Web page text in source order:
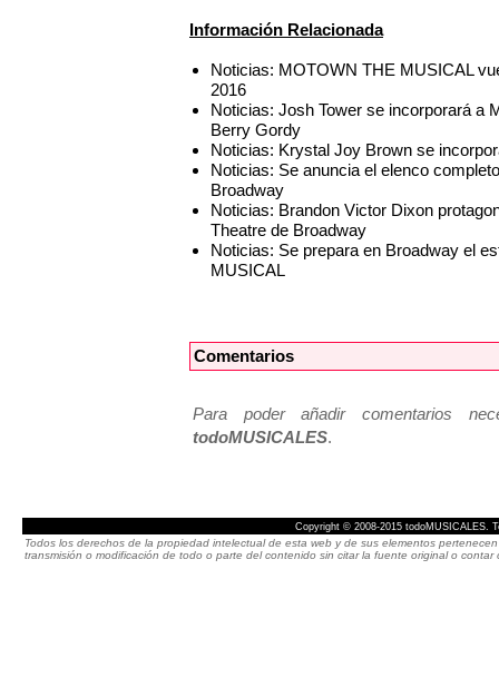
Información Relacionada
Noticias: MOTOWN THE MUSICAL
2016
Noticias: Josh Tower se incorporará a
Berry Gordy
Noticias: Krystal Joy Brown se
Noticias: Se anuncia el elenco
Broadway
Noticias: Brandon Victor Dixon
Theatre de Broadway
Noticias: Se prepara en Broadway el
MUSICAL
Comentarios
Para poder añadir comentarios
todoMUSICALES.
Copyright © 2008-2015 todoMUSICALES.
Todos los derechos de la propiedad intelectual de esta web y de sus elementos
transmisión o modificación de todo o parte del contenido sin citar la fuente original o